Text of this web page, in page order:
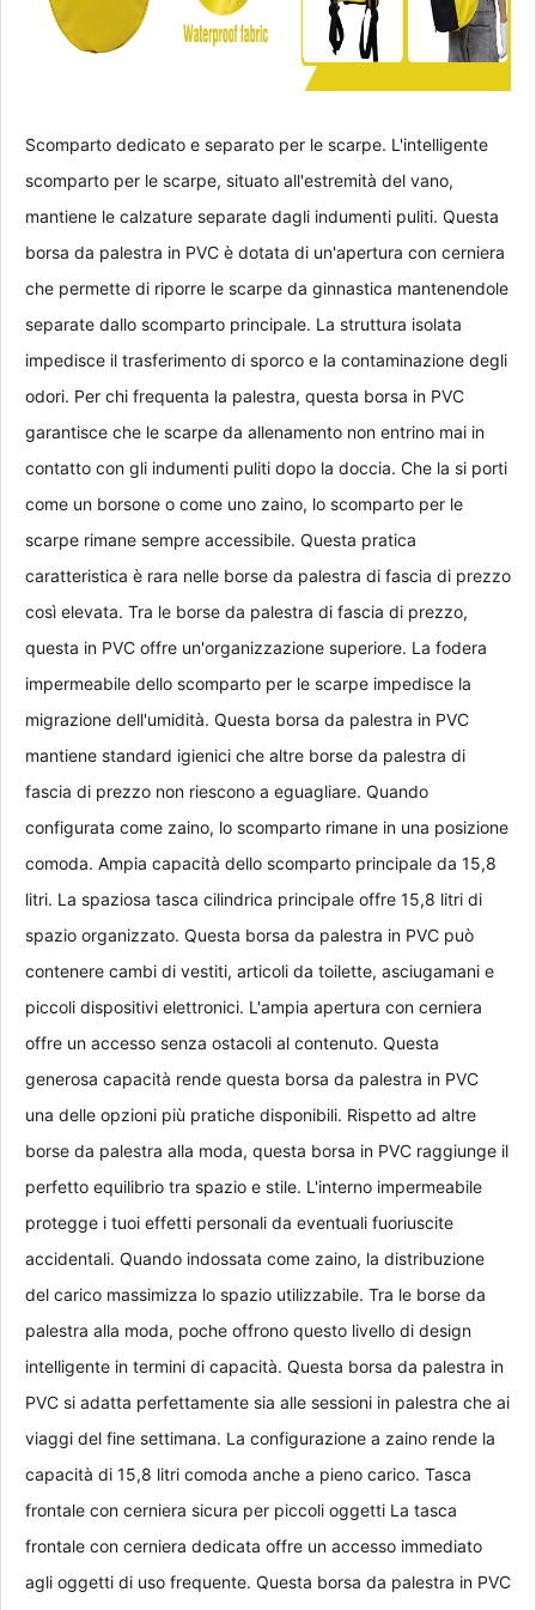
Scomparto dedicato e separato per le scarpe. L'intelligente
scomparto per le scarpe, situato all'estremità del vano,
mantiene le calzature separate dagli indumenti puliti. Questa
borsa da palestra in PVC è dotata di un'apertura con cerniera
che permette di riporre le scarpe da ginnastica mantenendole
separate dallo scomparto principale. La struttura isolata
impedisce il trasferimento di sporco e la contaminazione degli
odori. Per chi frequenta la palestra, questa borsa in PVC
garantisce che le scarpe da allenamento non entrino mai in
contatto con gli indumenti puliti dopo la doccia. Che la si porti
come un borsone o come uno zaino, lo scomparto per le
scarpe rimane sempre accessibile. Questa pratica
caratteristica è rara nelle borse da palestra di fascia di prezzo
così elevata. Tra le borse da palestra di fascia di prezzo,
questa in PVC offre un'organizzazione superiore. La fodera
impermeabile dello scomparto per le scarpe impedisce la
migrazione dell'umidità. Questa borsa da palestra in PVC
mantiene standard igienici che altre borse da palestra di
fascia di prezzo non riescono a eguagliare. Quando
configurata come zaino, lo scomparto rimane in una posizione
comoda. Ampia capacità dello scomparto principale da 15,8
litri. La spaziosa tasca cilindrica principale offre 15,8 litri di
spazio organizzato. Questa borsa da palestra in PVC può
contenere cambi di vestiti, articoli da toilette, asciugamani e
piccoli dispositivi elettronici. L'ampia apertura con cerniera
offre un accesso senza ostacoli al contenuto. Questa
generosa capacità rende questa borsa da palestra in PVC
una delle opzioni più pratiche disponibili. Rispetto ad altre
borse da palestra alla moda, questa borsa in PVC raggiunge il
perfetto equilibrio tra spazio e stile. L'interno impermeabile
protegge i tuoi effetti personali da eventuali fuoriuscite
accidentali. Quando indossata come zaino, la distribuzione
del carico massimizza lo spazio utilizzabile. Tra le borse da
palestra alla moda, poche offrono questo livello di design
intelligente in termini di capacità. Questa borsa da palestra in
PVC si adatta perfettamente sia alle sessioni in palestra che ai
viaggi del fine settimana. La configurazione a zaino rende la
capacità di 15,8 litri comoda anche a pieno carico. Tasca
frontale con cerniera sicura per piccoli oggetti La tasca
frontale con cerniera dedicata offre un accesso immediato
agli oggetti di uso frequente. Questa borsa da palestra in PVC